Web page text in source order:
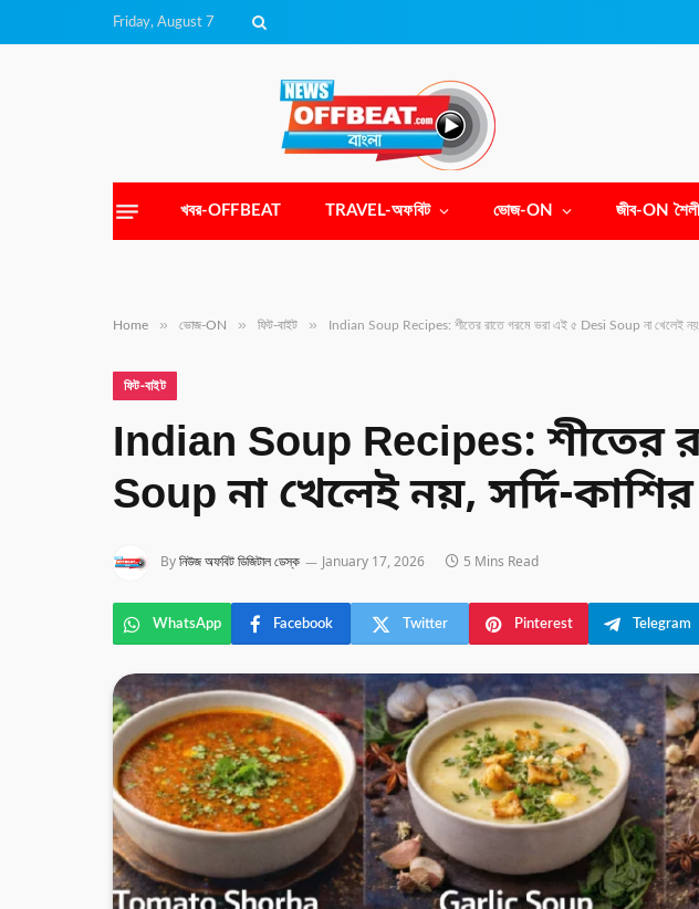
Friday, August 7
খবর-OFFBEAT TRAVEL-অফবিট ভোজ-ON জীব-ON শৈলী
Home » ভোজ-ON » ফিট-বাইট » Indian Soup Recipes: শীতের রাতে গরমে ভরা এই ৫ Desi Soup না খেলেই নয়,
ফিট-বাইট
Indian Soup Recipes: শীতের
Soup না খেলেই নয়, সর্দি-
Byনিউজ অফবিট ডিজিটাল ডেস্ক January 17, 2026 5 Mins Read
WhatsApp Facebook Twitter Pinterest Telegram